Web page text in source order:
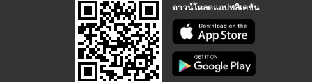
ดาวน์โหลดแอปพลิเคชัน